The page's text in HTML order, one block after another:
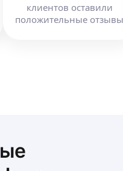
клиентов оставили
положительные отзывы